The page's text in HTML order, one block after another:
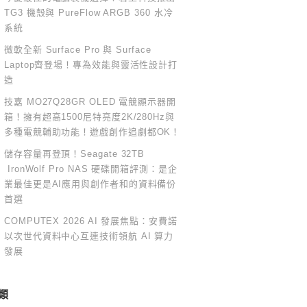
TG3 機殼與 PureFlow ARGB 360 水冷
系統
微軟全新 Surface Pro 與 Surface
Laptop齊登場！專為效能與靈活性設計打
造
技嘉 MO27Q28GR OLED 電競顯示器開
箱！擁有超高1500尼特亮度2K/280Hz與
多種電競輔助功能！遊戲創作追劇都OK！
儲存容量再登頂！Seagate 32TB
IronWolf Pro NAS 硬碟開箱評測：是企
業最佳更是AI應用與創作者和的資料備份
首選
COMPUTEX 2026 AI 發展焦點：安費諾
以次世代資料中心互連技術領航 AI 算力
發展